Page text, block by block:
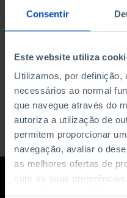
Consentir
Este website utiliza
Utilizamos, por definição,
necessários ao normal
que navegue através do
autoriza a utilização de
permitem proporcionar
navegação, avaliar o
as melhores ofertas de
com as suas
DATA DE FIM